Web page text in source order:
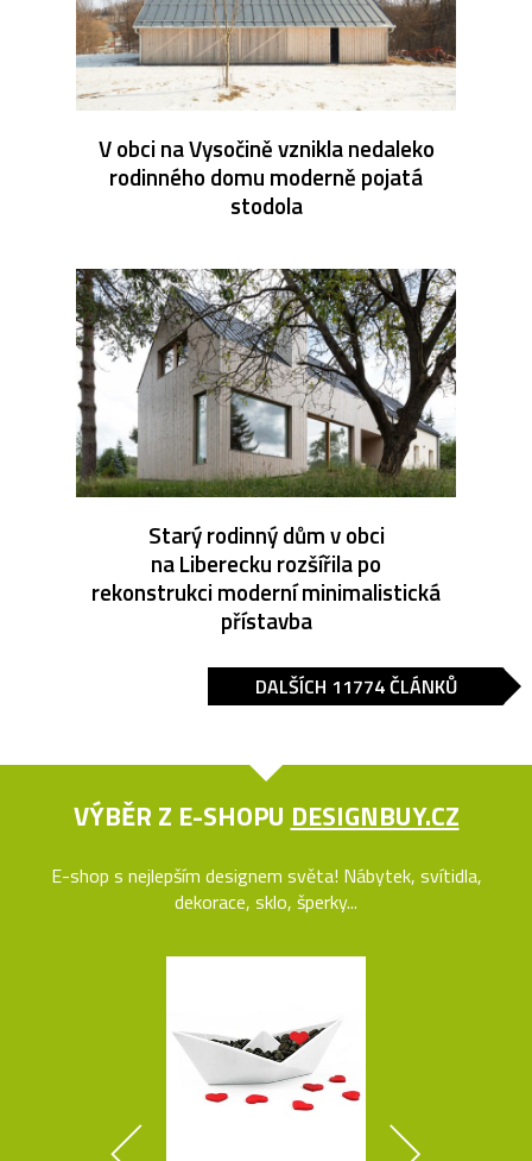
V obci na Vysočině vznikla nedaleko
rodinného domu moderně pojatá
stodola
Starý rodinný dům v obci
na Liberecku rozšířila po
rekonstrukci moderní minimalistická
přístavba
DALŠÍCH 11774 ČLÁNKŮ
VÝBĚR Z E-SHOPU DESIGNBUY.CZ
E-shop s nejlepším designem světa! Nábytek, svítidla,
dekorace, sklo, šperky...